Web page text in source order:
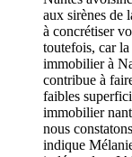
aux sirènes de
à concrétiser
toutefois, car
immobilier à
contribue à
faibles
immobilier
nous
indique